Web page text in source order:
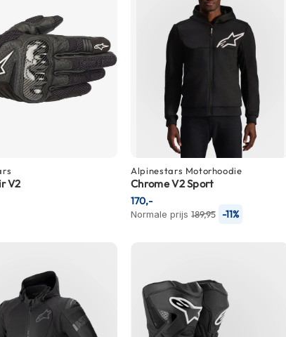
V2
Alpinestars Motorhoodie
Chrome V2 Sport
Normale prijs 189,95 -11%
170,-